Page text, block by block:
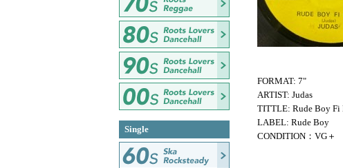
FORMAT: 7"
ARTIST: Judas
TITTLE: Rude Boy Fi
LABEL: Rude Boy
CONDITION：VG＋
Single